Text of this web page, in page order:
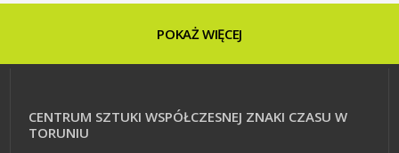
22-23.09.2020
POKAŻ WIĘCEJ
CENTRUM SZTUKI WSPÓŁCZESNEJ ZNAKI CZASU W
TORUNIU